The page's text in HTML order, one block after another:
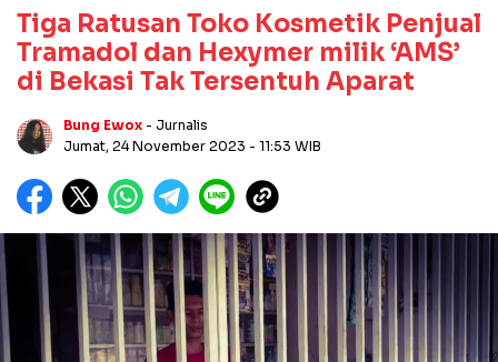
Tiga Ratusan Toko Kosmetik Penjual
Tramadol dan Hexymer milik ‘AMS’
di Bekasi Tak Tersentuh Aparat
Bung Ewox - Jurnalis
Jumat, 24 November 2023 - 11:53 WIB